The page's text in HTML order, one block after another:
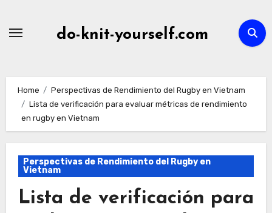
do-knit-yourself.com
Home
Perspectivas de Rendimiento del Rugby en Vietnam
Lista de verificación para evaluar métricas de rendimiento
en rugby en Vietnam
Perspectivas de Rendimiento del Rugby en
Vietnam
Lista de verificación para